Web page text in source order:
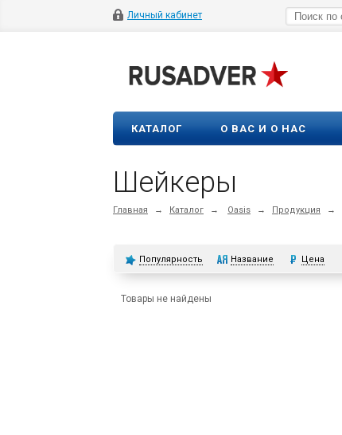
Личный кабинет
КАТАЛОГ О ВАС И О НАС
Шейкеры
Главная → Каталог → Oasis → Продукция →
Популярность Название Цена
Товары не найдены